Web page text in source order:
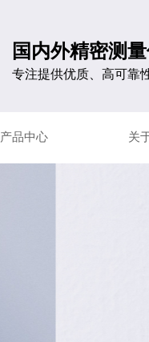
国内外精密测
专注提供优质、高可靠
产品中心 关